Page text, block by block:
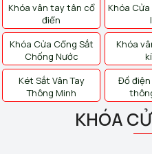
Khóa vân tay tân cổ
điển
Khóa
Khóa Cửa Cổng Sắt
Chống Nước
Khóa
Két Sắt Vân Tay
Thông Minh
Đồ
KHÓA